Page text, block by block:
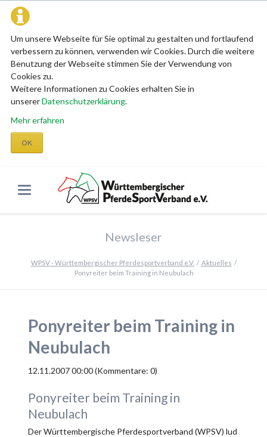
Um unsere Webseite für Sie optimal zu gestalten und fortlaufend
verbessern zu können, verwenden wir Cookies. Durch die weitere
Benutzung der Webseite stimmen Sie der Verwendung von
Cookies zu.
Weitere Informationen zu Cookies erhalten Sie in
unsererDatenschutzerklärung.
Mehr erfahren
OK
Newsleser
WPSV - Württembergischer Pferdesportverband e.V.
Aktuelles
Ponyreiter beim Training in Neubulach
Ponyreiter beim Training in
Neubulach
12.11.2007 00:00(Kommentare: 0)
Ponyreiter beim Training in
Neubulach
Der Württembergische Pferdesportverband (WPSV) lud